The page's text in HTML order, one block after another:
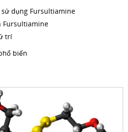
dụng Fursultiamine
Fursultiamine
trí
biến